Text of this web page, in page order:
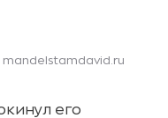
его